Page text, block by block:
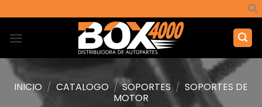
al
contenido
INICIO / CATALOGO / SOPORTES / SOPORTES DE
MOTOR